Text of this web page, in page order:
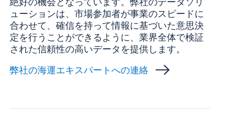
ューションは、市場参加者が事業のスピードに
合わせて、確信を持って情報に基づいた意思決
定を行うことができるように、業界全体で検証
された信頼性の高いデータを提供します。
弊社の海運エキスパートへの連絡